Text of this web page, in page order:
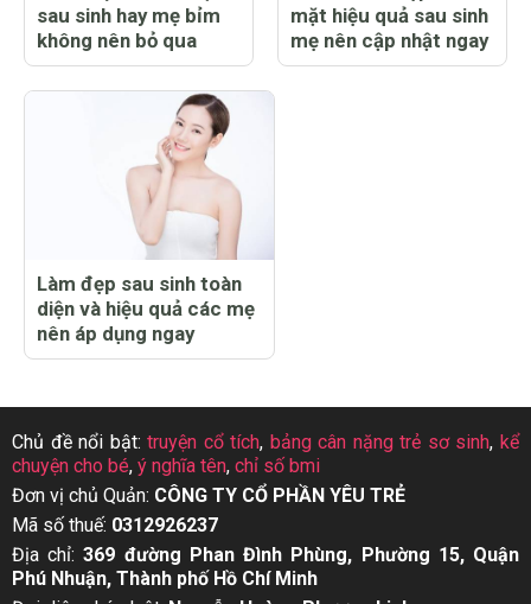
sau sinh hay mẹ bỉm
không nên bỏ qua
mặt hiệu quả sau sinh
mẹ nên cập nhật ngay
Làm đẹp sau sinh toàn
diện và hiệu quả các mẹ
nên áp dụng ngay
Chủ đề nổi bật:truyện cổ tích, bảng cân nặng trẻ sơ sinh, kể
chuyện cho bé, ý nghĩa tên, chỉ số bmi
Đơn vị chủ Quản: CÔNG TY CỔ PHẦN YÊU TRẺ
Mã số thuế: 0312926237
Địa chỉ:369 đường Phan Đình Phùng, Phường 15, Quận
Phú Nhuận, Thành phố Hồ Chí Minh